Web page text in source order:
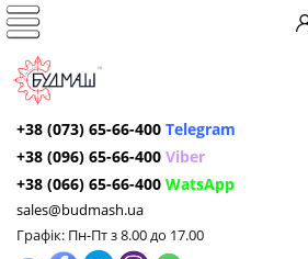
+38 (073) 65-66-400 Telegram
+38 (096) 65-66-400 Viber
+38 (066) 65-66-400 WatsApp
sales@budmash.ua
Графік: Пн-Пт з 8.00 до 17.00